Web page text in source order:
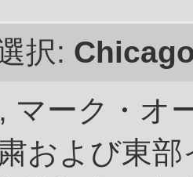
択:
マーク・オ
および東